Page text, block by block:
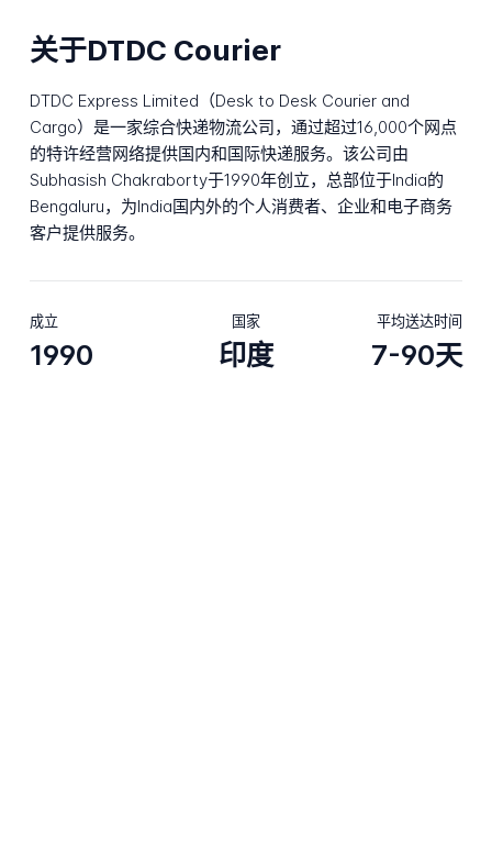
关于DTDC Courier
DTDC Express Limited（Desk to Desk Courier and
Cargo）是一家综合快递物流公司，通过超过16,000个网点
的特许经营网络提供国内和国际快递服务。该公司由
Subhasish Chakraborty于1990年创立，总部位于India的
Bengaluru，为India国内外的个人消费者、企业和电子商务
客户提供服务。
成立
1990
国家
印度
平均送达时间
7-90天